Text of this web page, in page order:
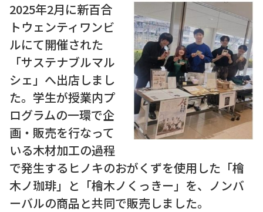
2025年2⽉に新百合
トウェンティワンビ
ルにて開催された
「サステナブルマル
シェ」へ出店しまし
た。学⽣が授業内プ
ログラムの⼀環で企
画・販売を⾏なって
いる⽊材加⼯の過程
で発⽣するヒノキのおがくずを使⽤した「檜
⽊ノ珈琲」と「檜⽊ノくっきー」を、ノンバ
ーバルの商品と共同で販売しました。